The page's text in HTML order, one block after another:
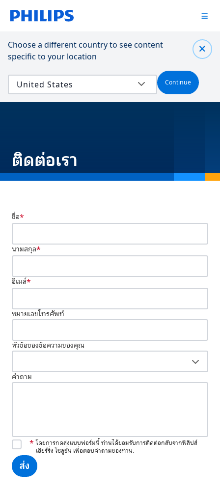
Choose a different country to see content
specific to your location
Continue
ติดต่อเรา
ชื่อ*
นามสกุล*
อีเมล์*
หมายเลขโทรศัพท์
หัวข้อของข้อความของคุณ
คำถาม
โดยการกดส่งแบบฟอร์มนี้ ท่านได้ยอมรับการติดต่อกลับจากฟิลิปส์
เฮียร์ริ่ง โซลูชั่น เพื่อตอบคำถามของท่าน.
*
ส่ง